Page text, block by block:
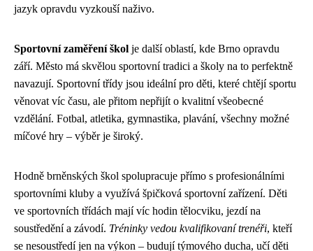
jazyk opravdu vyzkouší naživo.
Sportovní zaměření škol je další oblastí, kde Brno opravdu
září. Město má skvělou sportovní tradici a školy na to perfektně
navazují. Sportovní třídy jsou ideální pro děti, které chtějí sportu
věnovat víc času, ale přitom nepřijít o kvalitní všeobecné
vzdělání. Fotbal, atletika, gymnastika, plavání, všechny možné
míčové hry – výběr je široký.
Hodně brněnských škol spolupracuje přímo s profesionálními
sportovními kluby a využívá špičková sportovní zařízení. Děti
ve sportovních třídách mají víc hodin tělocviku, jezdí na
soustředění a závodí. Tréninky vedou kvalifikovaní trenéři, kteří
se nesoustředí jen na výkon – budují týmového ducha, učí děti